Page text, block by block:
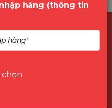
hàng (thông tin
chọn